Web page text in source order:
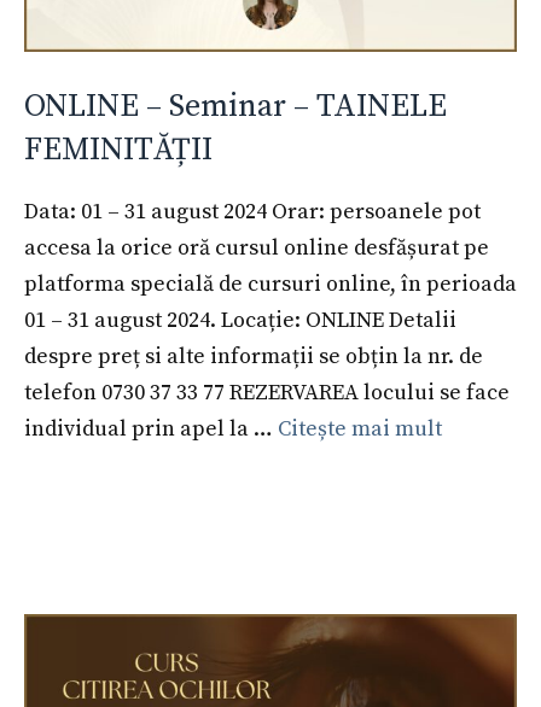
ONLINE – Seminar – TAINELE
FEMINITĂȚII
Data: 01 – 31 august 2024 Orar: persoanele pot
accesa la orice oră cursul online desfășurat pe
platforma specială de cursuri online, în perioada
01 – 31 august 2024. Locație: ONLINE Detalii
despre preț si alte informații se obțin la nr. de
telefon 0730 37 33 77 REZERVAREA locului se face
individual prin apel la … Citește mai mult